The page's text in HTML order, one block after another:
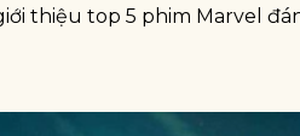
thiệu top 5 phim Marvel